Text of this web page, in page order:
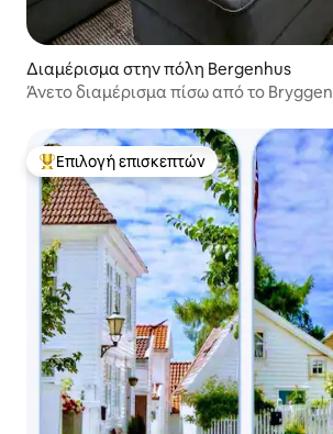
Διαμέρισμα στην πόλη Bergenhus
Άνετο διαμέρισμα πίσω από το Bryggen
Κορυφαία επιλογή επισκεπτών
Επιλογή επισκεπτών